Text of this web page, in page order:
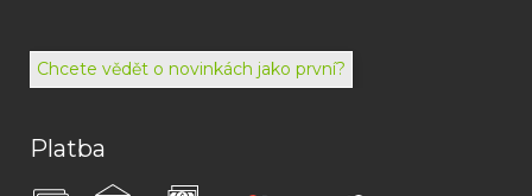
072
Chcete vědět o novinkách jako první?
Platba